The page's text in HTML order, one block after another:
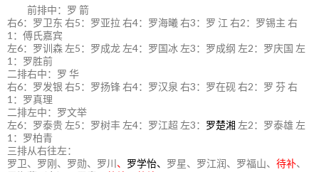
前排中：罗 箭
右6：罗卫东 右5：罗亚拉 右4：罗海曦 右3：罗 江 右2：罗锡主 右
1：傅氏嘉宾
左6：罗训森 左5：罗成龙 左4：罗国冰 左3：罗成纲 左2：罗庆国 左
1：罗胜前
二排右中：罗 华
右6：罗发银 右5：罗扬锋 右4：罗汉泉 右3：罗在砚 右2：罗 芬 右
1：罗真理
二排左中：罗文举
左6：罗泰贵 左5：罗树丰 左4：罗江超 左3： 罗楚湘 左2：罗泰雄 左
1：罗柏青
三排从右往左：
罗卫、罗刚、罗勋、罗川 、 罗学怡、 罗星、罗江润、罗福山、 待补、